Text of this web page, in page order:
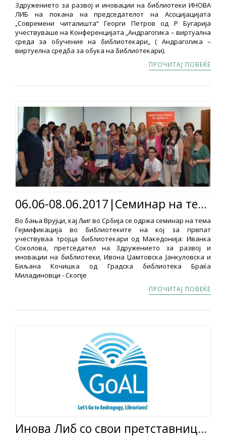
Здружението за развој и иновации на библиотеки ИНОВА
ЛИБ на покана на председателот на Асоцијацијата
„Современи читалишта“ Георги Петров од Р Бугарија
учествуваше на Конференцијата „Андрагогика – виртуална
среда за обучение на библиотекари„ ( Андрагогика –
виртуелна средба за обука на библиотекари).
ПРОЧИТАЈ ПОВЕЌЕ
06.06-08.06.2017|Семинар на тема Гејмификација во библиотеките
Во бања Врујци, кај Љиг во Србија се одржа семинар на тема
Гејмификација во библиотеките на кој за првпат
учествуваа тројца библиотекари од Македонија: Иванка
Соколова, претседател на Здружението за развој и
иновации на библиотеки, Ивона Џамтовска Јанкуловска и
Биљана Кочишка од Градска библиотека Браќа
Миладиновци - Скопје
ПРОЧИТАЈ ПОВЕЌЕ
Инова Либ со свои претставници ќе учествува на Конференцијата на тема "Андрагогика - виртуелна средина за учење на библиотекари"